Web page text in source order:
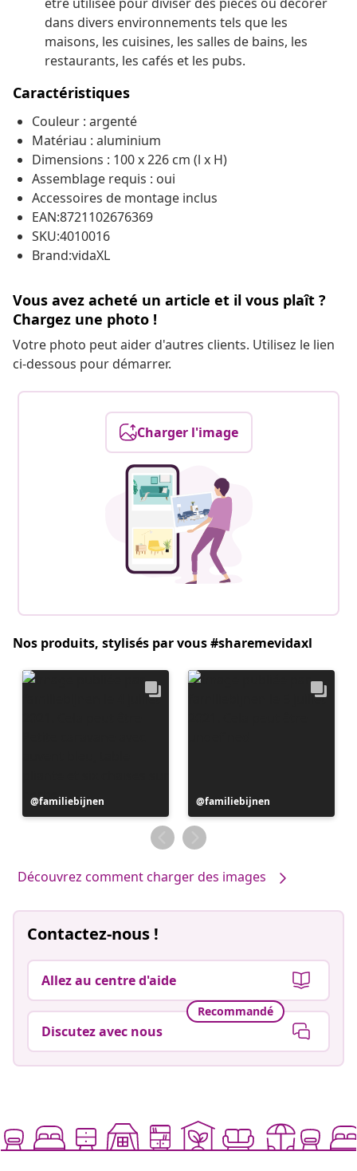
dans divers environnements tels que les
maisons, les cuisines, les salles de bains, les
restaurants, les cafés et les pubs.
Caractéristiques
Couleur : argenté
Matériau : aluminium
Dimensions : 100 x 226 cm (l x H)
Assemblage requis : oui
Accessoires de montage inclus
EAN:8721102676369
SKU:4010016
Brand:vidaXL
Vous avez acheté un article et il vous plaît ?
Chargez une photo !
Votre photo peut aider d'autres clients. Utilisez le lien
ci-dessous pour démarrer.
Charger l'image
Nos produits, stylisés par vous #sharemevidaxl
Publication
publiée
familiebijnen
Publication
publiée
par
familiebijnen
Découvrez comment charger des images
Contactez-nous !
Allez au centre d'aide
Recommandé
Discutez avec nous